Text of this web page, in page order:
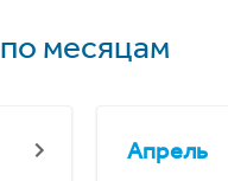
по месяцам
Апрель